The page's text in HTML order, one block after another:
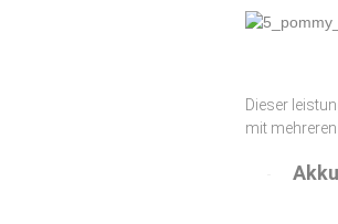
Dieser
mit